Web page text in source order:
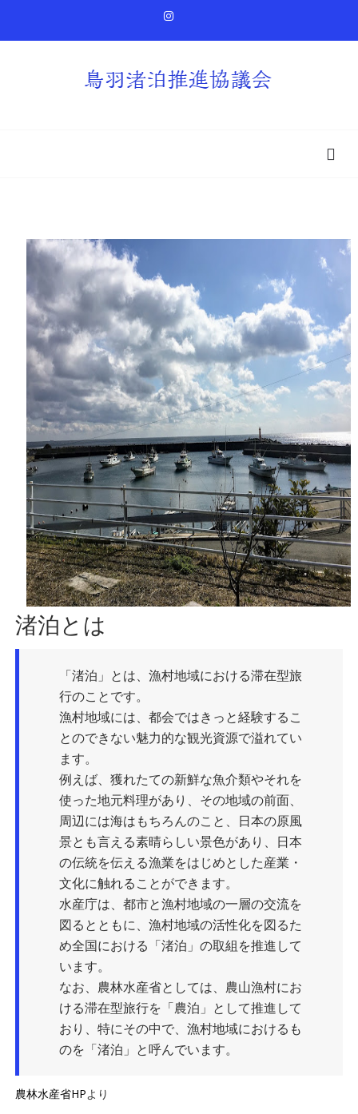
渚泊とは
「渚泊」とは、漁村地域における滞在型旅
行のことです。
漁村地域には、都会ではきっと経験するこ
とのできない魅力的な観光資源で溢れてい
ます。
例えば、獲れたての新鮮な魚介類やそれを
使った地元料理があり、その地域の前面、
周辺には海はもちろんのこと、日本の原風
景とも言える素晴らしい景色があり、日本
の伝統を伝える漁業をはじめとした産業・
文化に触れることができます。
水産庁は、都市と漁村地域の一層の交流を
図るとともに、漁村地域の活性化を図るた
め全国における「渚泊」の取組を推進して
います。
なお、農林水産省としては、農山漁村にお
ける滞在型旅行を「農泊」として推進して
おり、特にその中で、漁村地域におけるも
のを「渚泊」と呼んでいます。
農林水産省HPより